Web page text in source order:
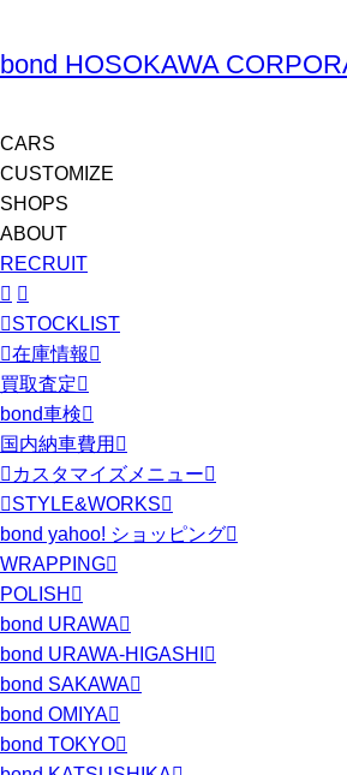
bond HOSOKAWA
CARS
CUSTOMIZE
SHOPS
ABOUT
RECRUIT
STOCKLIST
在庫情報
買取査定
bond車検
国内納車費用
カスタマイズメニュー
STYLE&WORKS
bond yahoo! ショッピング
WRAPPING
POLISH
bond URAWA
bond URAWA-HIGASHI
bond SAKAWA
bond OMIYA
bond TOKYO